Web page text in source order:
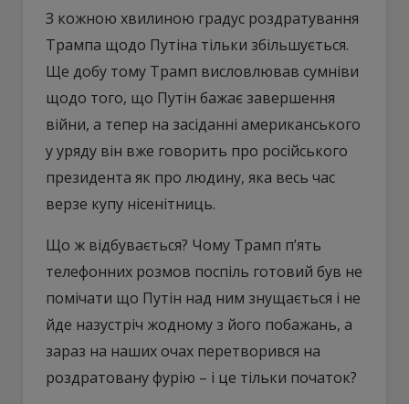
З кожною хвилиною градус роздратування
Трампа щодо Путіна тільки збільшується.
Ще добу тому Трамп висловлював сумніви
щодо того, що Путін бажає завершення
війни, а тепер на засіданні американського
у уряду він вже говорить про російського
президента як про людину, яка весь час
верзе купу нісенітниць.
Що ж відбувається? Чому Трамп пʼять
телефонних розмов поспіль готовий був не
помічати що Путін над ним знущається і не
йде назустріч жодному з його побажань, а
зараз на наших очах перетворився на
роздратовану фурію – і це тільки початок?